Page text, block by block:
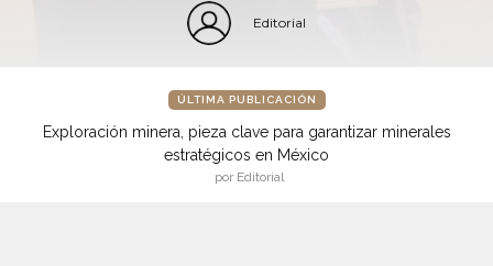
Editorial
ÚLTIMA PUBLICACIÓN
Exploración minera, pieza clave para garantizar minerales
estratégicos en México
por Editorial